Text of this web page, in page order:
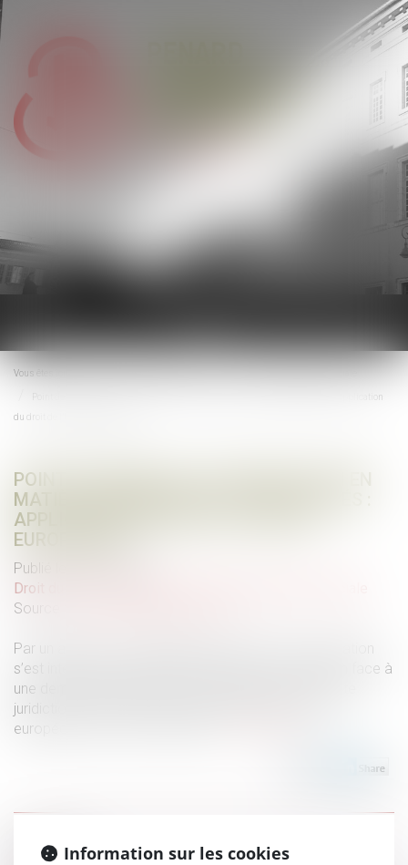
le
menu
Vous êtes ici :
Point de départ de la prescription en matière d’indemnité de congés payés : application
du droit de l’Union européenne
POINT DE DÉPART DE LA PRESCRIPTION EN
MATIÈRE D’INDEMNITÉ DE CONGÉS PAYÉS :
APPLICATION DU DROIT DE L’UNION
EUROPÉENNE
Publié le :
Droit du travail - Salariés
Source :
Par un arrêt du 13 septembre 2023, la Cour de cassation
s’est intéressée au point de départ de la prescription face à
une demande d’indemnité de congés payés. La Haute
juridiction a fait primer les règles du droit de l’Union
européenne sur le droit français...
HistoriqueInformation sur les cookies